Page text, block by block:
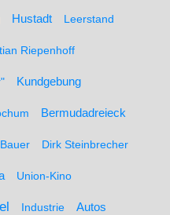
Hustadt Leerstand
Riepenhoff
Kundgebung
Bermudadreieck
Dirk Steinbrecher
Union-Kino
Industrie Autos